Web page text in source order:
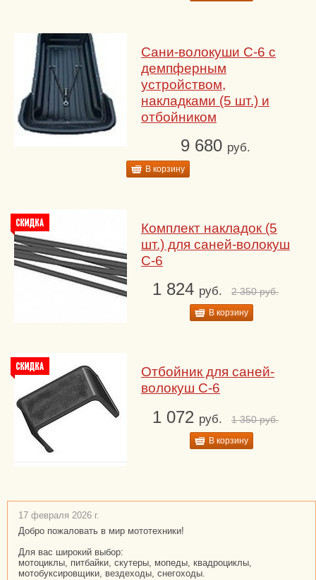
Сани-волокуши С-6 с
демпферным
устройством,
накладками (5 шт.) и
отбойником
9 680 руб.
В корзину
Комплект накладок (5
шт.) для саней-волокуш
С-6
1 824 руб. 2 350руб.
В корзину
Отбойник для саней-
волокуш С-6
1 072 руб. 1 350руб.
В корзину
17 февраля 2026 г.
Добро пожаловать в мир мототехники!
Для вас широкий выбор:
мотоциклы, питбайки, скутеры, мопеды, квадроциклы,
мотобуксировщики, вездеходы, снегоходы.